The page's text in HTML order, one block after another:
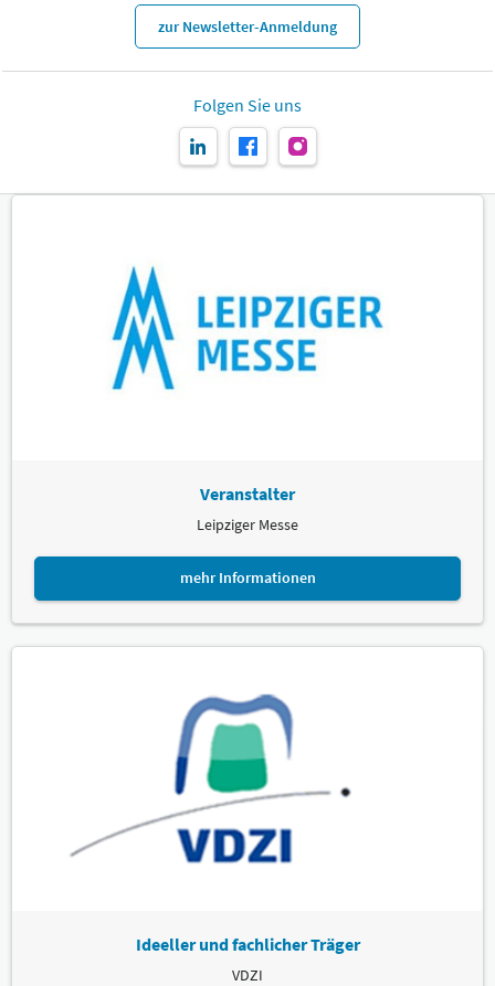
zur Newsletter-Anmeldung
Folgen Sie uns
Veranstalter
Leipziger Messe
mehr Informationen
Ideeller und fachlicher Träger
VDZI